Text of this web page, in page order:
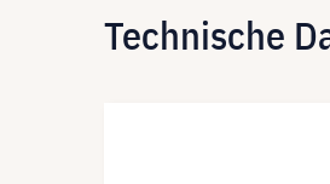
Technische